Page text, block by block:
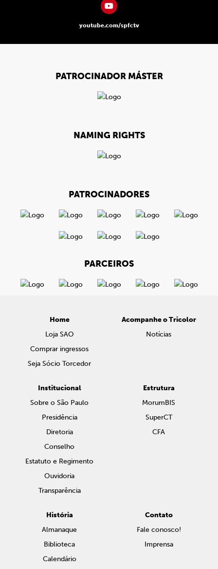
youtube.com/spfctv
PATROCINADOR MÁSTER
NAMING RIGHTS
PATROCINADORES
PARCEIROS
Home
Loja SAO
Comprar ingressos
Seja Sócio Torcedor
Acompanhe o Tricolor
Notícias
Institucional
Sobre o São Paulo
Presidência
Diretoria
Conselho
Estatuto e Regimento
Ouvidoria
Transparência
Estrutura
MorumBIS
SuperCT
CFA
História
Almanaque
Biblioteca
Calendário
Contato
Fale conosco!
Imprensa